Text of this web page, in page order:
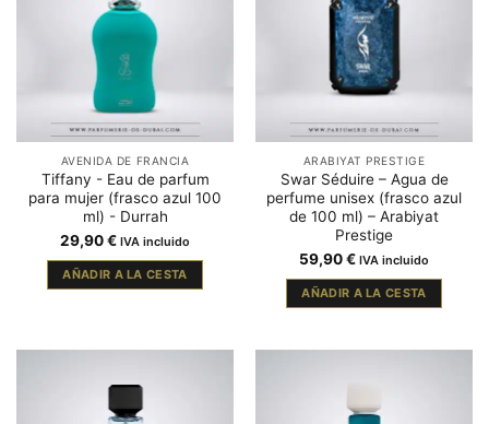
AVENIDA DE FRANCIA
Tiffany - Eau de parfum
para mujer (frasco azul 100
ml) - Durrah
29,90€ IVA incluido
AÑADIR A LA CESTA
ARABIYAT PRESTIGE
Swar Séduire – Agua de
perfume unisex (frasco azul
de 100 ml) – Arabiyat
Prestige
59,90€ IVA incluido
AÑADIR A LA CESTA